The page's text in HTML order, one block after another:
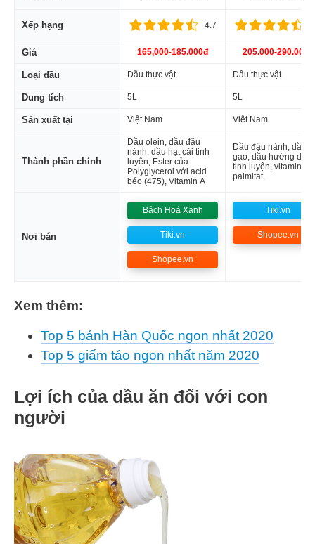
Xếp hạng 4.7
Giá 165,000-185.000đ 205.000-290.000đ
Loại dầu Dầu thực vật Dầu thực vật
Dung tích 5L 5L
Sản xuất tại Việt Nam Việt Nam
Thành phần chính
Dầu olein, dầu đậu
nành, dầu hạt cải tinh
luyện, Ester của
Polyglycerol với acid
béo (475), Vitamin A
Dầu đậu nành, dầu
gạo, dầu hướng
tinh luyện, vitamin A,
palmitat.
Nơi bán
Bách Hoá Xanh
Tiki.vn
Shopee.vn
Tiki.vn
Shopee.vn
Xem thêm:
Top 5 bánh Hàn Quốc ngon nhất 2020
Top 5 giấm táo ngon nhất năm 2020
Lợi ích của dầu ăn đối với con
người